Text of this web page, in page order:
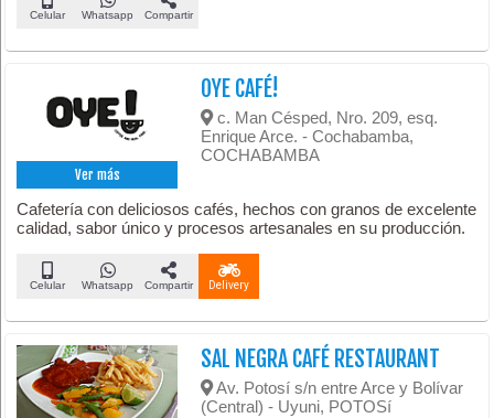
Celular Whatsapp Compartir
Ver más
OYE CAFÉ!
c. Man Césped, Nro. 209, esq.
Enrique Arce. - Cochabamba,
COCHABAMBA
Cafetería con deliciosos cafés, hechos con granos de excelente
calidad, sabor único y procesos artesanales en su producción.
Celular Whatsapp Compartir Delivery
SAL NEGRA CAFÉ RESTAURANT
Av. Potosí s/n entre Arce y Bolívar
(Central) - Uyuni, POTOSí